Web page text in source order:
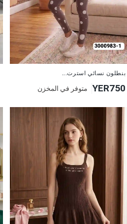
بنطلون نسائي استرت...
YER750 متوفر في المخزن